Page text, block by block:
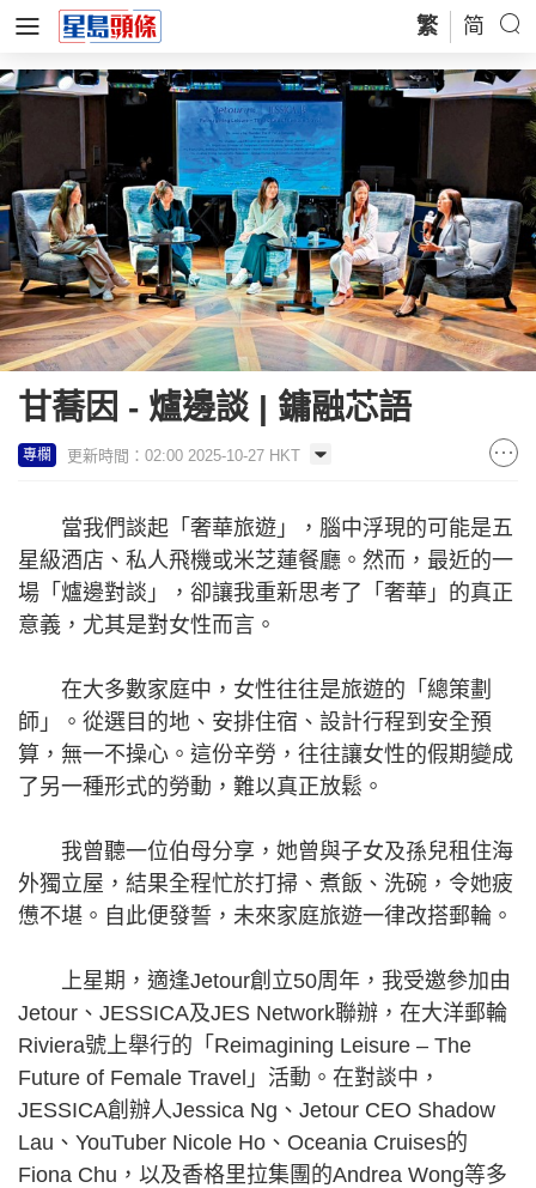
繁 简
甘蕎因 - 爐邊談 | 鏞融芯語
專欄 更新時間：02:00 2025-10-27 HKT
當我們談起「奢華旅遊」，腦中浮現的可能是五
星級酒店、私人飛機或米芝蓮餐廳。然而，最近的一
場「爐邊對談」，卻讓我重新思考了「奢華」的真正
意義，尤其是對女性而言。
在大多數家庭中，女性往往是旅遊的「總策劃
師」。從選目的地、安排住宿、設計行程到安全預
算，無一不操心。這份辛勞，往往讓女性的假期變成
了另一種形式的勞動，難以真正放鬆。
我曾聽一位伯母分享，她曾與子女及孫兒租住海
外獨立屋，結果全程忙於打掃、煮飯、洗碗，令她疲
憊不堪。自此便發誓，未來家庭旅遊一律改搭郵輪。
上星期，適逢Jetour創立50周年，我受邀參加由
Jetour、JESSICA及JES Network聯辦，在大洋郵輪
Riviera號上舉行的「Reimagining Leisure – The
Future of Female Travel」活動。在對談中，
JESSICA創辦人Jessica Ng、Jetour CEO Shadow
Lau、YouTuber Nicole Ho、Oceania Cruises的
Fiona Chu，以及香格里拉集團的Andrea Wong等多